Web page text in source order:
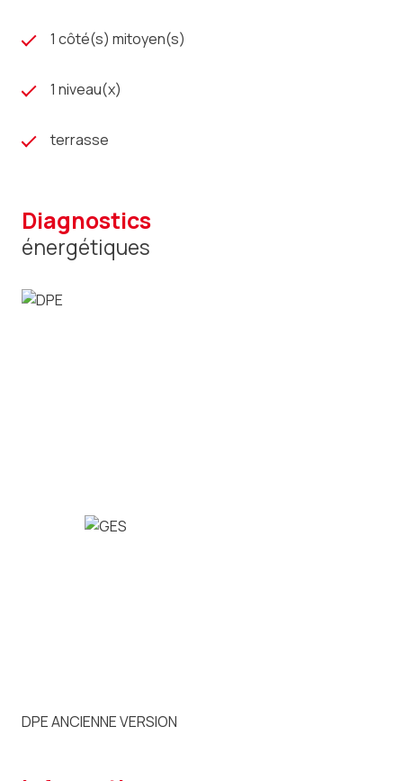
1 côté(s) mitoyen(s)
1 niveau(x)
terrasse
diagnostics
énergétiques
DPE ANCIENNE VERSION